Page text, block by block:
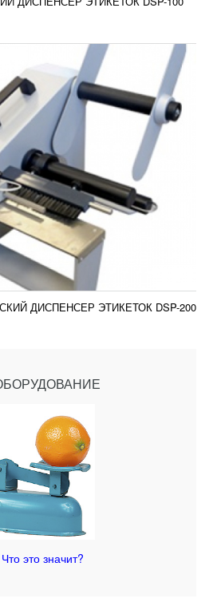
ДИСПЕНСЕР ЭТИКЕТОК DSP-200
Что это значит?